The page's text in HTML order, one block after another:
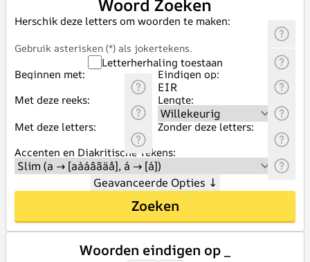
Woord Zoeken
Herschik deze letters om woorden te maken:
Gebruik asterisken (*) als jokertekens.
Letterherhaling toestaan
Beginnen met:
Eindigen op:
Met deze reeks:
Lengte:
Met deze letters:
Zonder deze letters:
Accenten en Diakritische Tekens:
Geavanceerde Opties ↓
Zoeken
Woorden eindigen op _